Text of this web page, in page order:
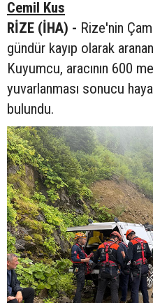
Cemil Kus
RİZE (İHA) - Rize'nin
gündür kayıp olarak
Kuyumcu, aracının 600
yuvarlanması sonucu
bulundu.